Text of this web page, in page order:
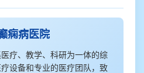
痫病医院
疗、教学、科研为一体的综
设备和专业的医疗团队，致